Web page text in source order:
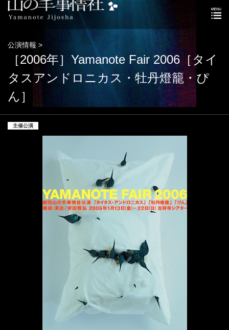
公演情報 >
［2006年］Yamanote Fair 2006［タイ
タスアンドロニカス・牡丹燈籠・ぴ
ん］
主催公演